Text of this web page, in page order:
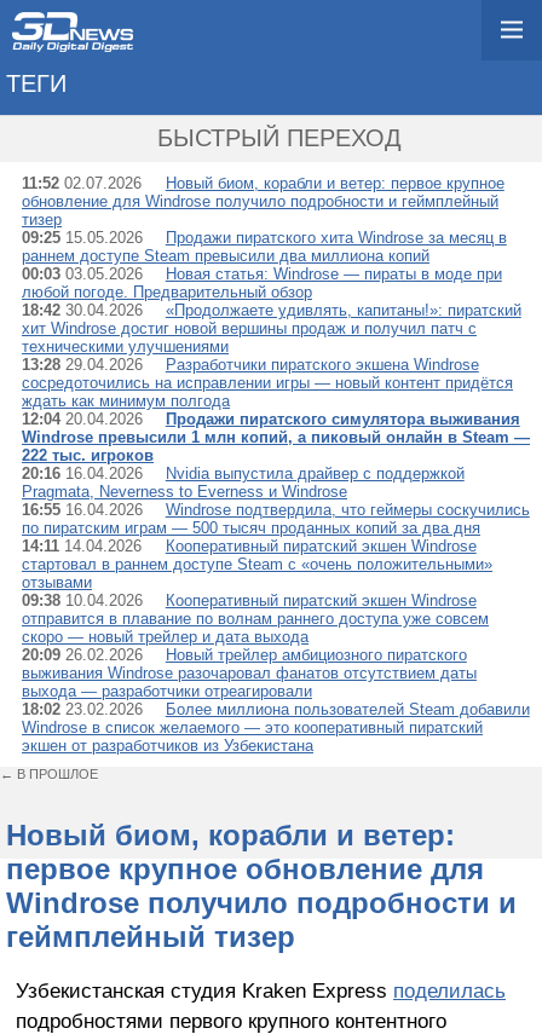
ТЕГИ
БЫСТРЫЙ ПЕРЕХОД
11:52 02.07.2026
Новый биом, корабли и ветер: первое крупное
обновление для Windrose получило подробности и геймплейный
тизер
09:25 15.05.2026
Продажи пиратского хита Windrose за месяц в
раннем доступе Steam превысили два миллиона копий
00:03 03.05.2026
Новая статья: Windrose — пираты в моде при
любой погоде. Предварительный обзор
18:42 30.04.2026
«Продолжаете удивлять, капитаны!»: пиратский
хит Windrose достиг новой вершины продаж и получил патч с
техническими улучшениями
13:28 29.04.2026
Разработчики пиратского экшена Windrose
сосредоточились на исправлении игры — новый контент придётся
ждать как минимум полгода
12:0420.04.2026
Продажи пиратского симулятора выживания
Windrose превысили 1 млн копий, а пиковый онлайн в Steam —
222 тыс. игроков
20:16 16.04.2026
Nvidia выпустила драйвер с поддержкой
Pragmata, Neverness to Everness и Windrose
16:55 16.04.2026
Windrose подтвердила, что геймеры соскучились
по пиратским играм — 500 тысяч проданных копий за два дня
14:11 14.04.2026
Кооперативный пиратский экшен Windrose
стартовал в раннем доступе Steam c «очень положительными»
отзывами
09:38 10.04.2026
Кооперативный пиратский экшен Windrose
отправится в плавание по волнам раннего доступа уже совсем
скоро — новый трейлер и дата выхода
20:09 26.02.2026
Новый трейлер амбициозного пиратского
выживания Windrose разочаровал фанатов отсутствием даты
выхода — разработчики отреагировали
18:02 23.02.2026
Более миллиона пользователей Steam добавили
Windrose в список желаемого — это кооперативный пиратский
экшен от разработчиков из Узбекистана
← В ПРОШЛОЕ
Новый биом, корабли и ветер:
первое крупное обновление для
Windrose получило подробности и
геймплейный тизер
Узбекистанская студия Kraken Express поделилась
подробностями первого крупного контентного